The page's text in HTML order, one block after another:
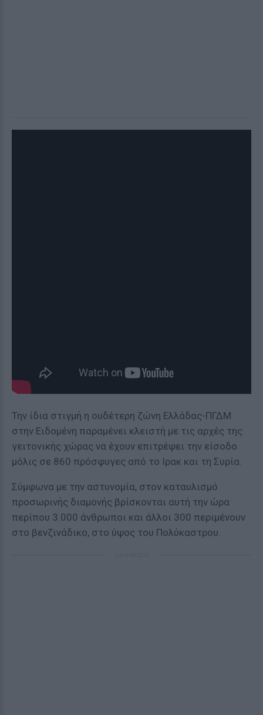
Την ίδια στιγμή η ουδέτερη ζώνη Ελλάδας-ΠΓΔΜ
στην Ειδομένη παραμένει κλειστή με τις αρχές της
γειτονικής χώρας να έχουν επιτρέψει την είσοδο
μόλις σε 860 πρόσφυγες από το Ιρακ και τη Συρία.
Σύμφωνα με την αστυνομία, στον καταυλισμό
προσωρινής διαμονής βρίσκονται αυτή την ώρα
περίπου 3.000 άνθρωποι και άλλοι 300 περιμένουν
στο βενζινάδικο, στο ύψος του Πολύκαστρου.